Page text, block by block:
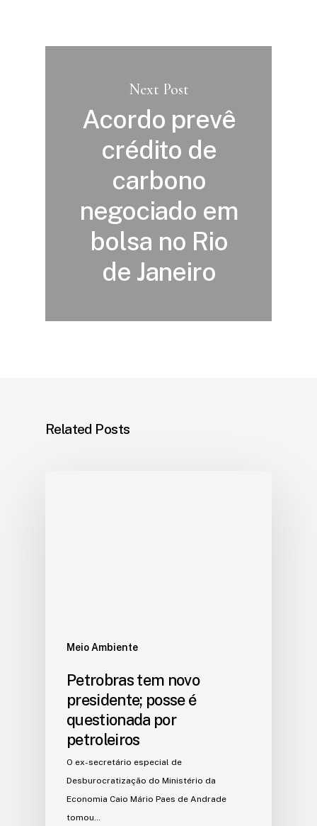
Next Post
Acordo prevê
crédito de
carbono
negociado em
bolsa no Rio
de Janeiro
Related Posts
Meio Ambiente
Petrobras tem novo
presidente; posse é
questionada por
petroleiros
O ex-secretário especial de
Desburocratização do Ministério da
Economia Caio Mário Paes de Andrade
tomou…